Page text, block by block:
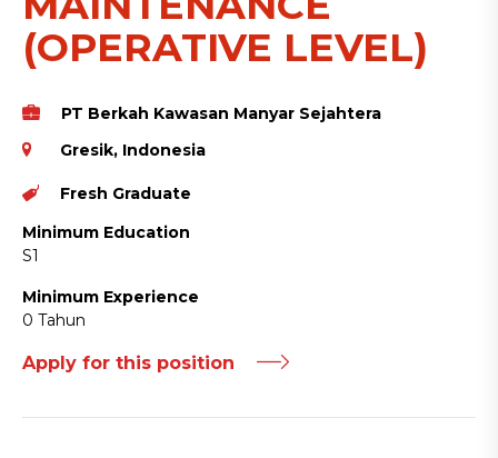
(OPERATIVE LEVEL)
PT Berkah Kawasan Manyar Sejahtera
Gresik, Indonesia
Fresh Graduate
Minimum Education
S1
Minimum Experience
0 Tahun
Apply for this position